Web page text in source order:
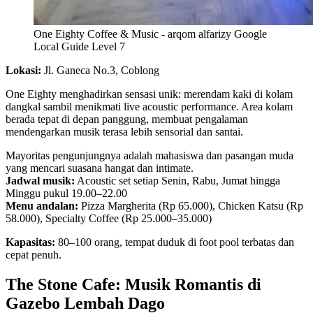
One Eighty Coffee & Music - arqom alfarizy Google
Local Guide Level 7
Lokasi: Jl. Ganeca No.3, Coblong
One Eighty menghadirkan sensasi unik: merendam kaki di kolam
dangkal sambil menikmati live acoustic performance. Area kolam
berada tepat di depan panggung, membuat pengalaman
mendengarkan musik terasa lebih sensorial dan santai.
Mayoritas pengunjungnya adalah mahasiswa dan pasangan muda
yang mencari suasana hangat dan intimate.
Jadwal musik: Acoustic set setiap Senin, Rabu, Jumat hingga
Minggu pukul 19.00–22.00
Menu andalan: Pizza Margherita (Rp 65.000), Chicken Katsu (Rp
58.000), Specialty Coffee (Rp 25.000–35.000)
Kapasitas: 80–100 orang, tempat duduk di foot pool terbatas dan
cepat penuh.
The Stone Cafe: Musik Romantis di
Gazebo Lembah Dago